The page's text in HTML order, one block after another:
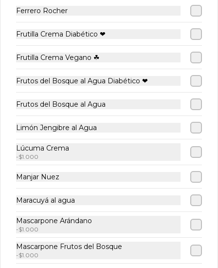
$8.900
Banana
$9.900
Crepe
Mix
$10.900
PASTELERÍA & BOLLERÍA 🥮
Barquillos
Artesanales
Brownie con
Nueces
Ferrero Rocher
Frutilla Crema Diabético ❤
Frutilla Crema Vegano ☘
Frutos del Bosque al Agua Diabético ❤
Frutos del Bosque al Agua
Limón Jengibre al Agua
Lúcuma Crema
-$1.000
Manjar Nuez
Maracuyá al agua
Mascarpone Arándano
-$1.000
Mascarpone Frutos del Bosque
-$1.000